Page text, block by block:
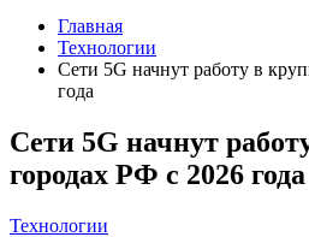
Главная
Технологии
Сети 5G начнут работу в
года
Сети 5G начнут
городах РФ с 2026 года
Технологии